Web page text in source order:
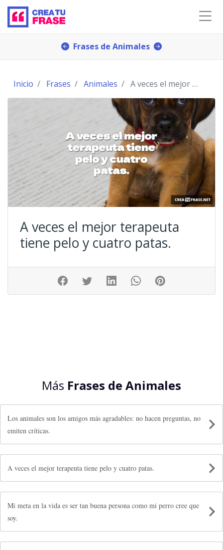
Frases de Animales
Inicio Frases Animales A veces el mejor terapeuta tiene pelo y cuatro pat
A veces el mejor terapeuta
tiene pelo y cuatro patas.
Más Frases de Animales
Los animales son los amigos más agradables: no hacen preguntas, no
emiten críticas.
A veces el mejor terapeuta tiene pelo y cuatro patas.
Mi meta en la vida es ser tan buena persona como mi perro cree que
soy.